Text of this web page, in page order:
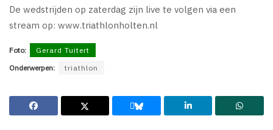
De wedstrijden op zaterdag zijn live te volgen via een
stream op: www.triathlonholten.nl
Foto:
Gerard Tuitert
Onderwerpen:
triathlon